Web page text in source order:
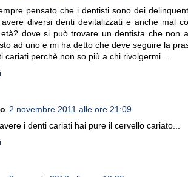
pensato che i dentisti sono dei
diversi denti devitalizzati e anche mal
dove si può trovare un dentista che non
ad uno e mi ha detto che deve seguire la
cariati perchè non so più a chi rivolgermi...
2 novembre 2011 alle ore 21:09
i denti cariati hai pure il cervello cariato...